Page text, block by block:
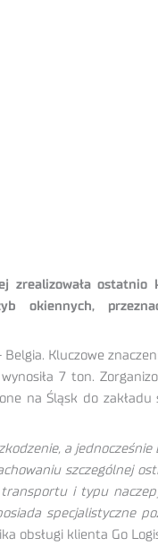
ostatnio
okiennych,
Kluczowe
7 ton.
na Śląsk do zakładu
a
szczególnej
i typu
specjalistyczne
obsługi klienta Go